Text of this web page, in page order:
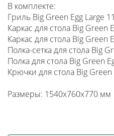
В комплекте:
Гриль Big Green Egg Large
Каркас для стола Big Green
Каркас для стола Big Green
Полка-сетка для стола Big
Полка для стола Big Green
Крючки для стола Big Green
Размеры: 1540х760х770 мм